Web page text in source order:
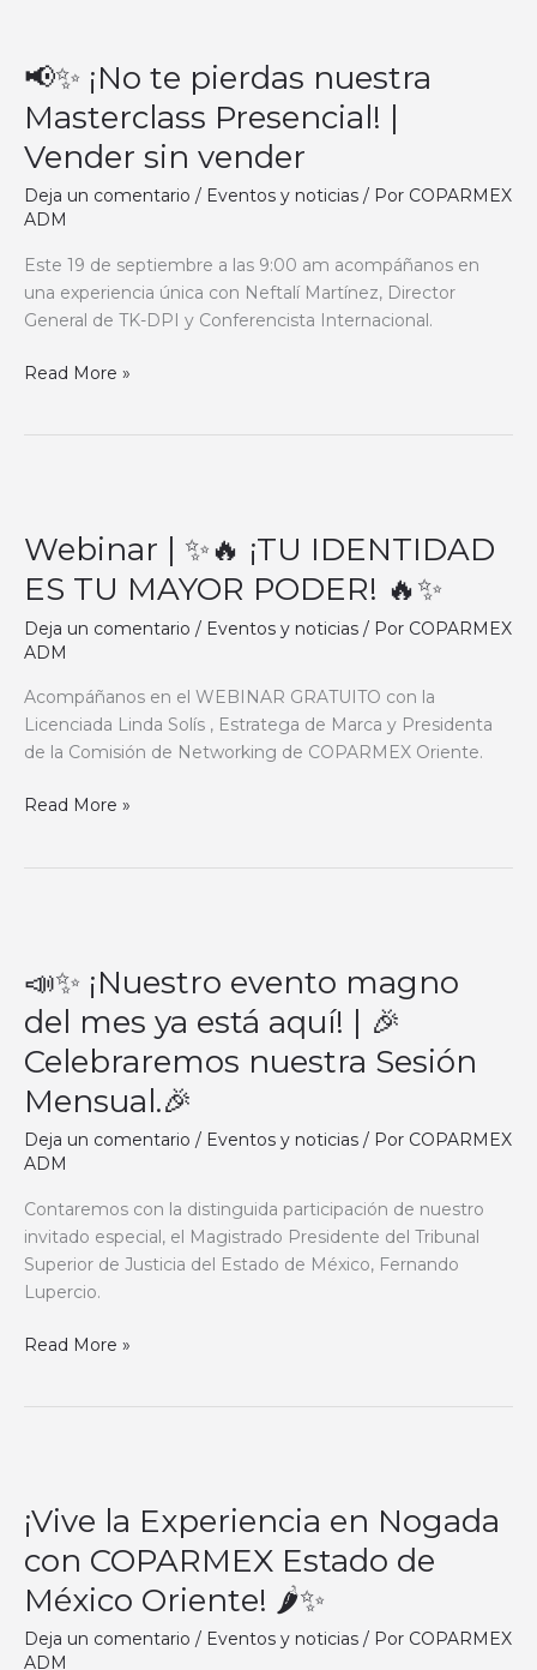
📢✨ ¡No te pierdas nuestra
Masterclass Presencial! |
Vender sin vender
Deja un comentario / Eventos y noticias / Por COPARMEX
ADM
Este 19 de septiembre a las 9:00 am acompáñanos en
una experiencia única con Neftalí Martínez, Director
General de TK-DPI y Conferencista Internacional.
¡No
pierdas
nuestra
Masterclass
Presencial!
Vender
sin
vender
Read More »
Webinar | ✨🔥 ¡TU IDENTIDAD
ES TU MAYOR PODER! 🔥✨
Deja un comentario / Eventos y noticias / Por COPARMEX
ADM
Acompáñanos en el WEBINAR GRATUITO con la
Licenciada Linda Solís , Estratega de Marca y Presidenta
de la Comisión de Networking de COPARMEX Oriente.
✨
¡TU
IDENTIDAD
ES
MAYOR
✨
Read More »
📣✨ ¡Nuestro evento magno
del mes ya está aquí! | 🎉
Celebraremos nuestra Sesión
Mensual.🎉
Deja un comentario / Eventos y noticias / Por COPARMEX
ADM
Contaremos con la distinguida participación de nuestro
invitado especial, el Magistrado Presidente del Tribunal
Superior de Justicia del Estado de México, Fernando
Lupercio.
¡Nuestro
evento
magno
del
mes
ya
está
aquí!
|
🎉
Celebraremos
nuestra
Sesión
Mensual.
Read More »
¡Vive la Experiencia en Nogada
con COPARMEX Estado de
México Oriente! 🌶✨
Deja un comentario / Eventos y noticias / Por COPARMEX
ADM
Experiencia
en
Nogada
con
COPARMEX
Estado